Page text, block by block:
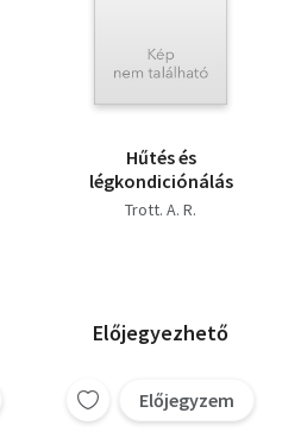
Hűtés és
légkondiciónálás
Trott. A. R.
Előjegyezhető
Előjegyzem